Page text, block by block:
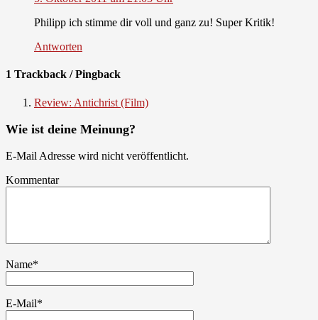
Philipp ich stimme dir voll und ganz zu! Super Kritik!
Antworten
1 Trackback / Pingback
Review: Antichrist (Film)
Wie ist deine Meinung?
E-Mail Adresse wird nicht veröffentlicht.
Kommentar
Name*
E-Mail*